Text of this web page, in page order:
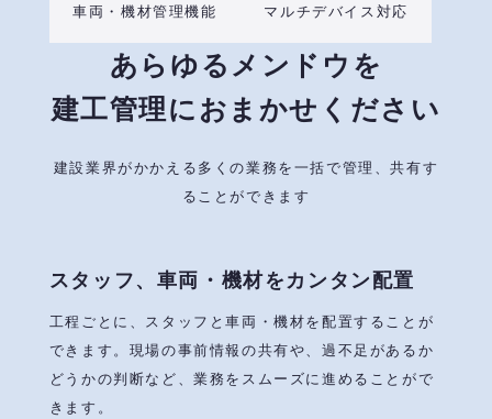
車両・機材管理機能 マルチデバイス対応
あらゆる メンドウを
建工管理に おまかせください
建設業界がかかえる多くの業務を一括で管理、共有す
ることができます
スタッフ、車両・機材をカンタン配置
工程ごとに、スタッフと車両・機材を配置することが
できます。現場の事前情報の共有や、過不足があるか
どうかの判断など、業務をスムーズに進めることがで
きます。